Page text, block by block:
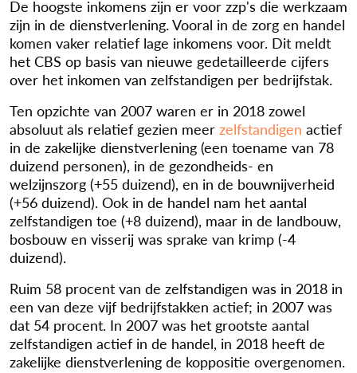
De hoogste inkomens zijn er voor zzp's die werkzaam
zijn in de dienstverlening. Vooral in de zorg en handel
komen vaker relatief lage inkomens voor. Dit meldt
het CBS op basis van nieuwe gedetailleerde cijfers
over het inkomen van zelfstandigen per bedrijfstak.
Ten opzichte van 2007 waren er in 2018 zowel
absoluut als relatief gezien meer zelfstandigen actief
in de zakelijke dienstverlening (een toename van 78
duizend personen), in de gezondheids- en
welzijnszorg (+55 duizend), en in de bouwnijverheid
(+56 duizend). Ook in de handel nam het aantal
zelfstandigen toe (+8 duizend), maar in de landbouw,
bosbouw en visserij was sprake van krimp (-4
duizend).
Ruim 58 procent van de zelfstandigen was in 2018 in
een van deze vijf bedrijfstakken actief; in 2007 was
dat 54 procent. In 2007 was het grootste aantal
zelfstandigen actief in de handel, in 2018 heeft de
zakelijke dienstverlening de koppositie overgenomen.